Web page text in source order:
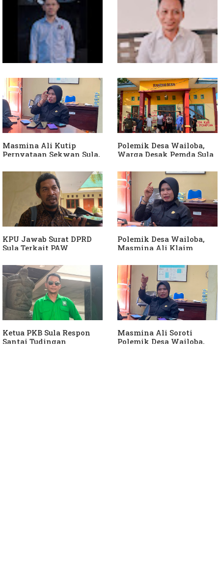
Soal Intervensi Politik,
Langkah Wakil Ketua
Komisi I Bukan
intervensi Politik
Dituding Jadikan
Bendahara Desa Wailoba
sebagai "ATM Berjalan",
Armin Soamole: Harus
Dibuktikan
Masmina Ali Kutip
Pernyataan Sekwan Sula,
Diduga Jadikan
Keponakan "ATM
Berjalan"
Polemik Desa Wailoba,
Warga Desak Pemda Sula
APH Usut Dugaan
Penyimpangan Dana Desa
KPU Jawab Surat DPRD
Sula Terkait PAW
Hanura
Polemik Desa Wailoba,
Masmina Ali Klaim
Keterlibatan Ketua PKB
Sula
Ketua PKB Sula Respon
Santai Tudingan
Masmina Ali Soroti
Polemik Desa Wailoba,